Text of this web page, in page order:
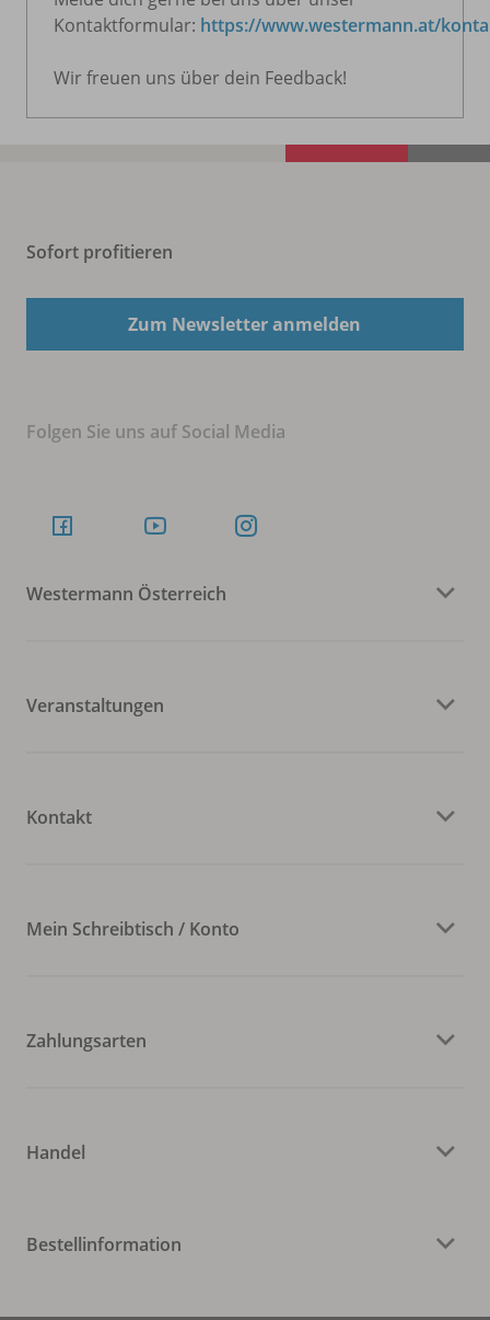
Kontaktformular: https://www.westermann.at/
Wir freuen uns über dein Feedback!
Sofort profitieren
Zum Newsletter anmelden
Folgen Sie uns auf Social Media
Westermann Österreich
Veranstaltungen
Kontakt
Mein Schreibtisch / Konto
Zahlungsarten
Handel
Bestellinformation